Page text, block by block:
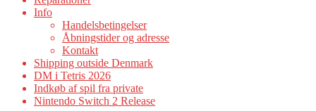
Info
Handelsbetingelser
Åbningstider og adresse
Kontakt
Shipping outside Denmark
DM i Tetris 2026
Indkøb af spil fra private
Nintendo Switch 2 Release